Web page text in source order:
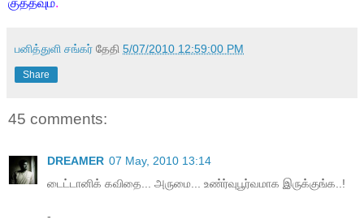
குத்தவும்.
பனித்துளி சங்கர் தேதி 5/07/2010 12:59:00 PM
Share
45 comments:
DREAMER 07 May, 2010 13:14
டைட்டானிக் கவிதை... அருமை... உண்ர்வுபூர்வமாக இருக்குங்க..!
-